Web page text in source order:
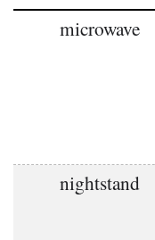
microwave
nightstand